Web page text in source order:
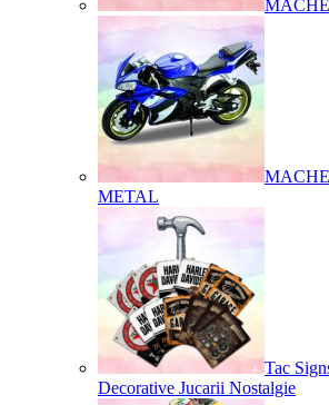
METAL
Tac
Decorative Jucarii Nostalgie